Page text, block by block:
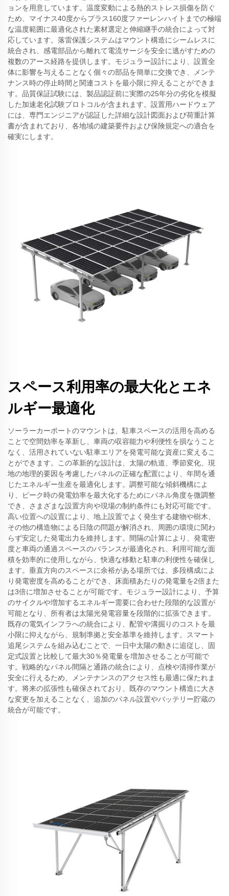
ョンを用意しています。温度変動による熱的ストレス損傷を防ぐ
ため、マイナス40度からプラス160度ファーレンハイトまでの極端
な温度範囲に最適化された素材選定と伸縮継手の統合によって対
応しています。落雷保護システムはマウント構造にシームレスに
統合され、感電部品から離れて電流サージを安全に逃がすための
複数のアース経路を提供します。モジュラー設計により、設置全
体に影響を与えることなく個々の部品を簡単に交換でき、メンテ
ナンス時の停止時間と関連コストを最小限に抑えることができま
す。品質保証試験には、製品認証前に実際の25年分の劣化を模擬
した加速老化試験プロトコルが含まれます。設置用ハードウェア
には、専門エンジニアが認証した詳細な設計図面および荷重計算
書が含まれており、各地域の建築要件および保険規定への適合を
確実にします。
スペース利用率の最大化とエネ
ルギー最適化
ソーラーカーポートのマウントは、駐車スペースの活用を高める
ことで空間効率を革新し、車両の収容能力や利便性を損なうこと
なく、活用されていない駐車エリアを発電可能な資産に変えるこ
とができます。この革新的な設計は、太陽の軌道、季節変化、現
地の地理的要因を考慮したパネルの正確な配置により、年間を通
じたエネルギー生産を最適化します。調整可能な傾斜機構によ
り、ピーク時の発電効率を最大化するためにパネル角度を微調整
でき、さまざまな設置方向や現場の制約条件にも対応可能です。
高い位置への設置により、地上設置でよく発生する建物や樹木、
その他の構造物による日陰の問題が解消され、周囲の環境に関わ
らず安定した発電出力を維持します。間隔の計算により、発電密
度と車両の通過スペースのバランスが最適化され、利用可能な面
積を効率的に使用しながら、快適な移動と駐車の利便性を確保し
ます。垂直方向のスペースに余裕がある場所では、多段構成によ
り発電密度を高めることができ、床面積あたりの発電量を2倍また
は3倍に増加させることが可能です。モジュラー設計により、予算
のサイクルや増加するエネルギー需要に合わせた段階的な設置が
可能となり、所有者は太陽光発電容量を段階的に拡張できます。
既存の電気インフラへの統合により、配管や溝掘りのコストを最
小限に抑えながら、規制準拠と安全基準を維持します。スマート
追尾システムを組み込むことで、一日中太陽の動きに追従し、固
定式設置と比較して最大30％発電量を増加させることが可能で
す。戦略的なパネル間隔と通路の統合により、点検や清掃作業が
安全に行えるため、メンテナンスのアクセス性も最適に保たれま
す。将来の拡張性も確保されており、既存のマウント構造に大き
な変更を加えることなく、追加のパネル設置やバッテリー貯蔵の
統合が可能です。